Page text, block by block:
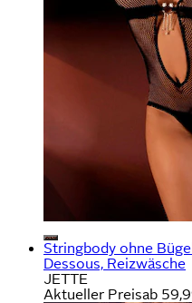
Stringbody ohne
Dessous, Reizwäsche
JETTE
Aktueller Preisab